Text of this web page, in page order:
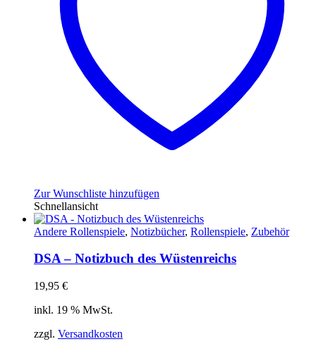
Zur Wunschliste hinzufügen
Schnellansicht
Andere Rollenspiele, Notizbücher, Rollenspiele, Zubehör
DSA – Notizbuch des Wüstenreichs
19,95 €
inkl. 19 % MwSt.
zzgl. Versandkosten